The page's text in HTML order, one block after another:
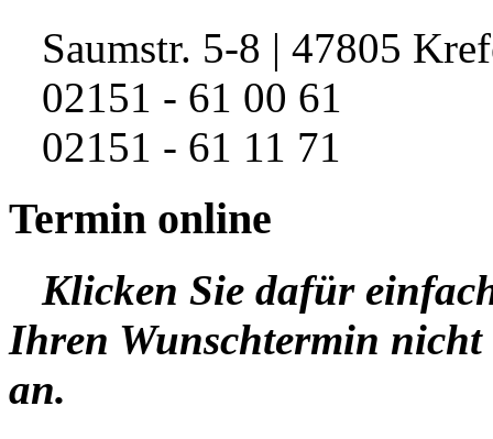
Saumstr. 5-8 | 47805
02151 - 61 00 61
02151 - 61 11 71
Termin online
Klicken Sie dafür
Ihren Wunschtermin
an.